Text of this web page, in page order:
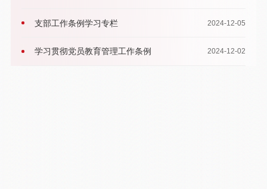
支部工作条例学习专栏 2024-12-05
学习贯彻党员教育管理工作条例 2024-12-02